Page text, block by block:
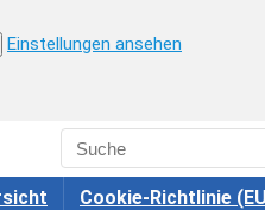
Einstellungen ansehen
Cookie-Richtlinie